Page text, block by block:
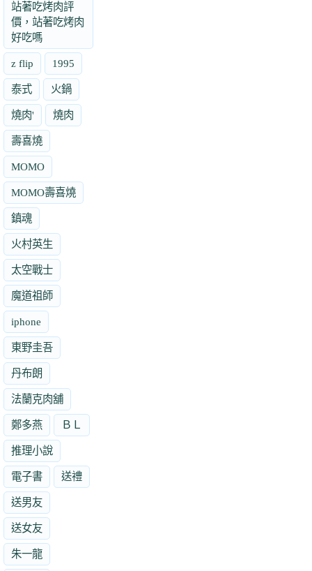
站著吃烤肉評
價，站著吃烤肉
好吃嗎
z flip 1995
泰式 火鍋
燒肉' 燒肉
壽喜燒
MOMO
MOMO壽喜燒
鎮魂
火村英生
太空戰士
魔道祖師
iphone
東野圭吾
丹布朗
法蘭克肉舖
鄭多燕 ＢＬ
推理小說
電子書 送禮
送男友
送女友
朱一龍